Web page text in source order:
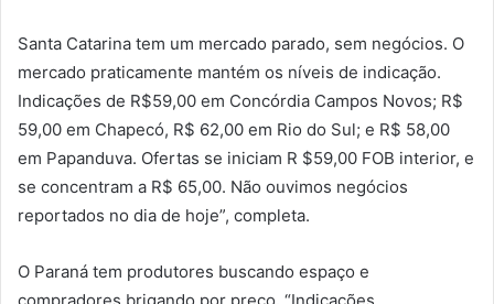
Santa Catarina tem um mercado parado, sem negócios. O
mercado praticamente mantém os níveis de indicação.
Indicações de R$59,00 em Concórdia Campos Novos; R$
59,00 em Chapecó, R$ 62,00 em Rio do Sul; e R$ 58,00
em Papanduva. Ofertas se iniciam R $59,00 FOB interior, e
se concentram a R$ 65,00. Não ouvimos negócios
reportados no dia de hoje”, completa.
O Paraná tem produtores buscando espaço e